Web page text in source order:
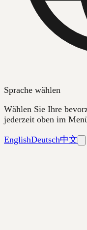
Sprache wählen
Wählen Sie Ihre
jederzeit oben im
EnglishDeutsch中文